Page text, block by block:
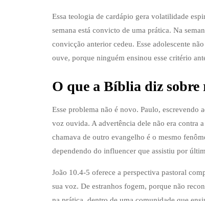
Essa teologia de cardápio gera volatilidade
semana está convicto de uma prática. Na
convicção anterior cedeu. Esse adolescente
ouve, porque ninguém ensinou esse critério
O que a Bíblia diz sobre
Esse problema não é novo. Paulo, escrevendo
voz ouvida. A advertência dele não era contra
chamava de outro evangelho é o mesmo
dependendo do influencer que assistiu por
João 10.4-5 oferece a perspectiva pastoral
sua voz. De estranhos fogem, porque não